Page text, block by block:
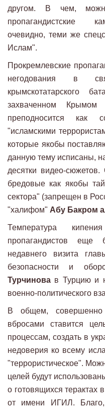
другом. В чем,
пропагандистские
очевидно, теми же
Ислам".
Прокремлевские
негодования в
крымскотатарского
захваченном Крымом
преподносится как
"исламскими
которые якобы
данную тему исписаны,
десятки видео-
бредовые как якобы
сектора" (запрещен в
"халифом" Абу Бакром
Температура
пропагандистов еще
недавнего визита
безопасности и
Турчинова в Турцию и
военно-политического
В общем, совершенно
вбросами ставится
процессам, создать в
недоверия ко всему
"террористическое".
целей будут
о готовящихся терактах
от имени ИГИЛ. Благо,